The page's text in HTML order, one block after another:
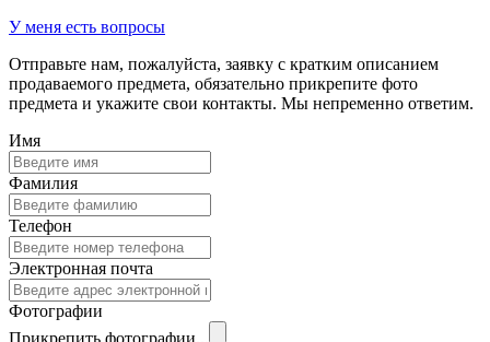
У меня есть вопросы
Отправьте нам, пожалуйста, заявку с кратким описанием
продаваемого предмета, обязательно прикрепите фото
предмета и укажите свои контакты. Мы непременно ответим.
Имя
Фамилия
Телефон
Электронная почта
Фотографии
Прикрепить фотографии...